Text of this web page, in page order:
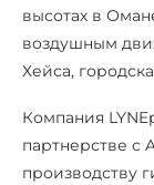
высотах в
воздушным
Хейса,
Компания
партнерстве с
производству